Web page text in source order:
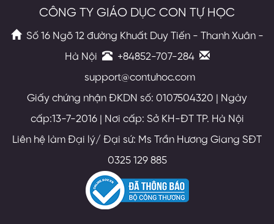
CÔNG TY GIÁO DỤC CON TỰ HỌC
Số 16 Ngõ 12 đường Khuất Duy Tiến - Thanh Xuân -
Hà Nội
+84852-707-284
support@contuhoc.com
Giấy chứng nhận ĐKDN số: 0107504320 | Ngày
cấp:13-7-2016 | Nơi cấp: Sở KH-ĐT TP. Hà Nội
Liên hệ làm Đại lý/ Đại sứ: Ms Trần Hương Giang SĐT
0325 129 885